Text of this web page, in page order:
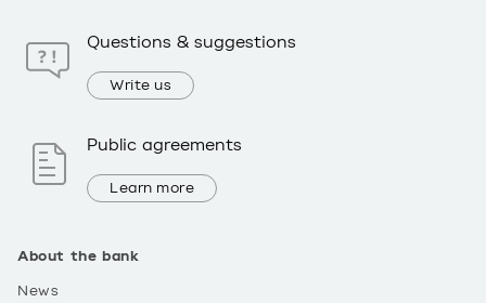
About the bank
News
Questions & suggestions
Write us
Public agreements
Learn more